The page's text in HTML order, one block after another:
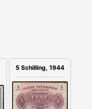
5 Schilling, 1944